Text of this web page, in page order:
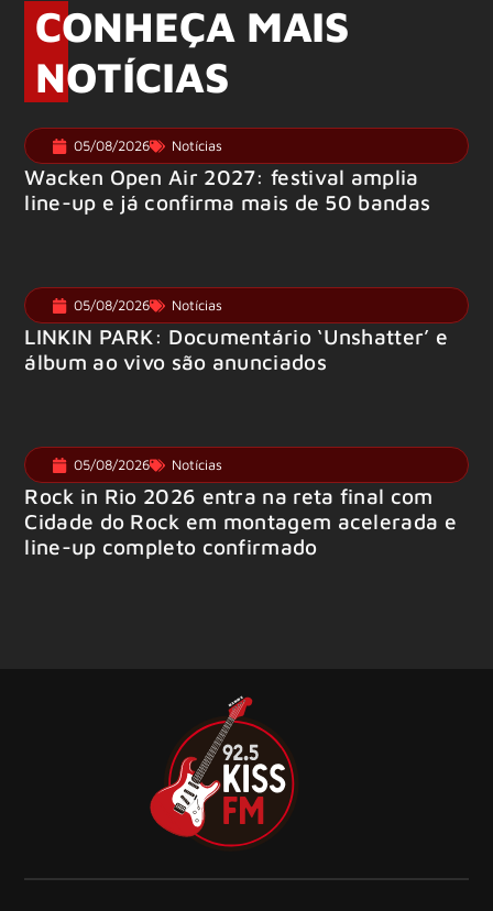
CONHEÇA MAIS
NOTÍCIAS
05/08/2026 Notícias
Wacken Open Air 2027: festival amplia
line-up e já confirma mais de 50 bandas
05/08/2026 Notícias
LINKIN PARK: Documentário ‘Unshatter’ e
álbum ao vivo são anunciados
05/08/2026 Notícias
Rock in Rio 2026 entra na reta final com
Cidade do Rock em montagem acelerada e
line-up completo confirmado